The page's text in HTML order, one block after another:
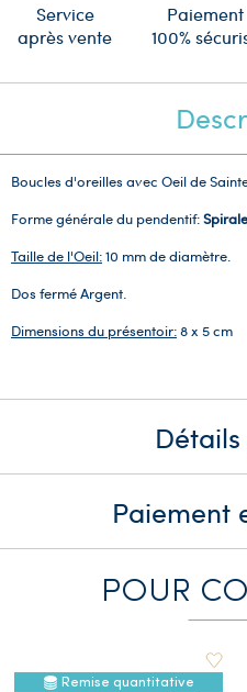
Service
après vente
Paiement
100%
Boucles d'oreilles avec Oeil de
Forme générale du pendentif:
Taille de l'Oeil:10 mm de diamètre.
Dos fermé Argent.
Dimensions du présentoir:8 x 5 cm
Paiement
POUR
Remise quantitative